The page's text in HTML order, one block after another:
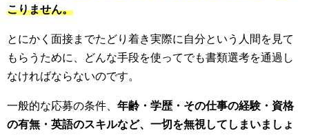
こりません。
とにかく面接までたどり着き実際に自分という人間を見て
もらうために、どんな手段を使ってでも書類選考を通過し
なければならないのです。
一般的な応募の条件、 年齢・学歴・その仕事の経験・資格
の有無・英語のスキルなど、一切を無視してしまいましょ